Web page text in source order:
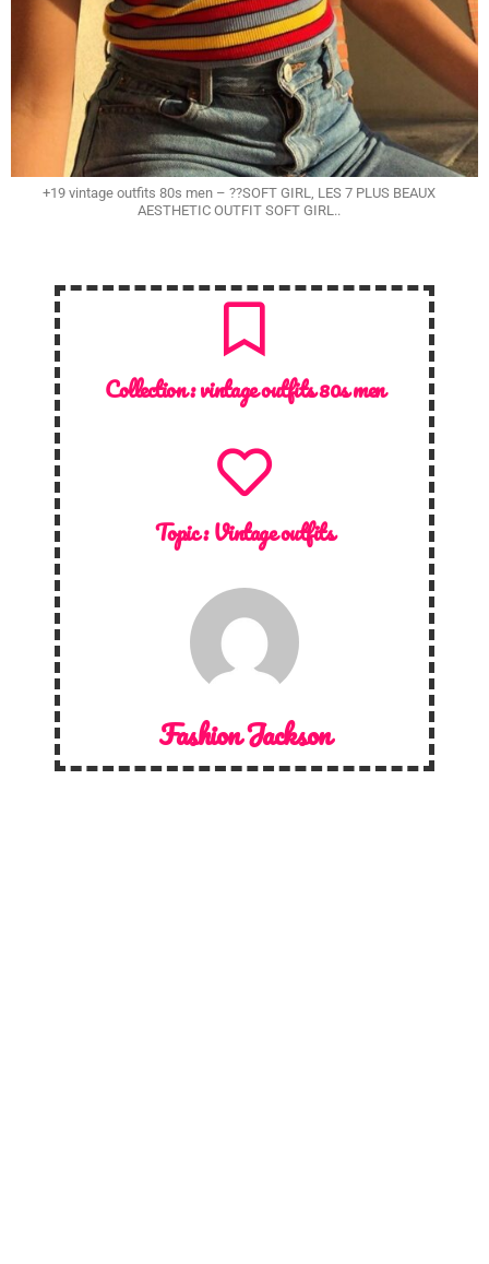
+19 vintage outfits 80s men – ??SOFT GIRL, LES 7 PLUS BEAUX
AESTHETIC OUTFIT SOFT GIRL..
Collection :vintage outfits 80s men
Topic :Vintage outfits
Fashion Jackson